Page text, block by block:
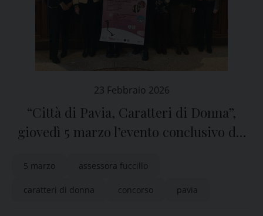
23 Febbraio 2026
“Città di Pavia, Caratteri di Donna”,
giovedì 5 marzo l’evento conclusivo del
5 marzo assessora fuccillo
caratteri di donna concorso pavia